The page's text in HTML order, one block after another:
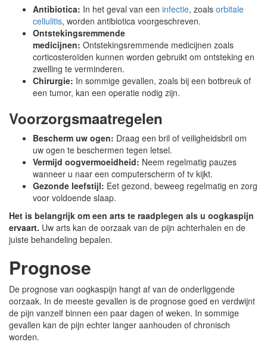
Antibiotica: In het geval van een infectie, zoals orbitale
cellulitis, worden antibiotica voorgeschreven.
Ontstekingsremmende
medicijnen: Ontstekingsremmende medicijnen zoals
corticosteroïden kunnen worden gebruikt om ontsteking en
zwelling te verminderen.
Chirurgie: In sommige gevallen, zoals bij een botbreuk of
een tumor, kan een operatie nodig zijn.
Voorzorgsmaatregelen
Bescherm uw ogen: Draag een bril of veiligheidsbril om
uw ogen te beschermen tegen letsel.
Vermijd oogvermoeidheid: Neem regelmatig pauzes
wanneer u naar een computerscherm of tv kijkt.
Gezonde leefstijl: Eet gezond, beweeg regelmatig en zorg
voor voldoende slaap.
Het is belangrijk om een arts te raadplegen als u oogkaspijn
ervaart. Uw arts kan de oorzaak van de pijn achterhalen en de
juiste behandeling bepalen.
Prognose
De prognose van oogkaspijn hangt af van de onderliggende
oorzaak. In de meeste gevallen is de prognose goed en verdwijnt
de pijn vanzelf binnen een paar dagen of weken. In sommige
gevallen kan de pijn echter langer aanhouden of chronisch
worden.